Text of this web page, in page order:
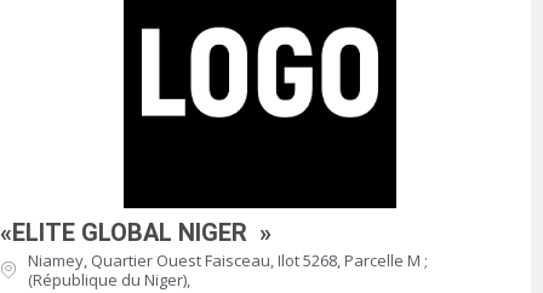
«ELITE GLOBAL NIGER »
Niamey, Quartier Ouest Faisceau, Ilot 5268, Parcelle M ;
(République du Niger),